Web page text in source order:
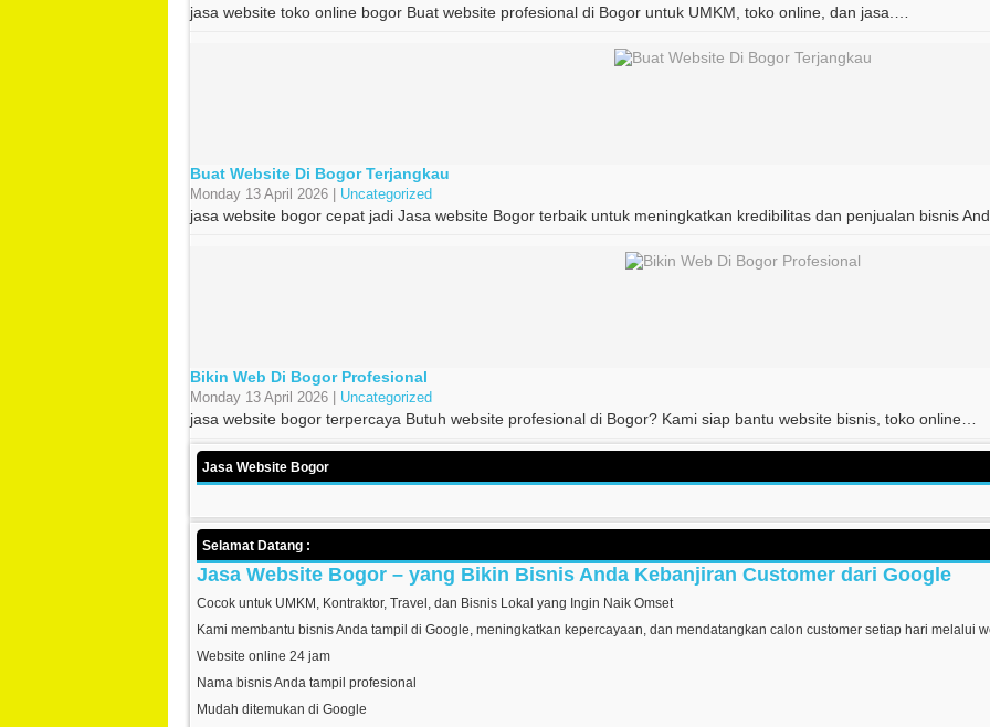
jasa website toko online bogor Buat website profesional di Bogor untuk UMKM, toko online, dan jasa.…
Buat Website Di Bogor Terjangkau
Monday 13 April 2026 | Uncategorized
jasa website bogor cepat jadi Jasa website Bogor terbaik untuk meningkatkan kredibilitas dan penjualan bisnis
Bikin Web Di Bogor Profesional
Monday 13 April 2026 | Uncategorized
jasa website bogor terpercaya Butuh website profesional di Bogor? Kami siap bantu website bisnis, toko online…
Jasa Website Bogor
Selamat Datang :
Jasa Website Bogor – yang Bikin Bisnis Anda Kebanjiran Customer dari Google
Cocok untuk UMKM, Kontraktor, Travel, dan Bisnis Lokal yang Ingin Naik Omset
Kami membantu bisnis Anda tampil di Google, meningkatkan kepercayaan, dan mendatangkan calon customer setiap hari melalui
Website online 24 jam
Nama bisnis Anda tampil profesional
Mudah ditemukan di Google